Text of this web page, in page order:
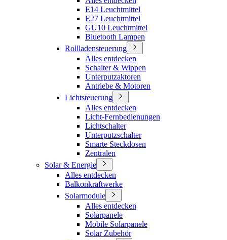
E14 Leuchtmittel
E27 Leuchtmittel
GU10 Leuchtmittel
Bluetooth Lampen
Rollladensteuerung
Alles entdecken
Schalter & Wippen
Unterputzaktoren
Antriebe & Motoren
Lichtsteuerung
Alles entdecken
Licht-Fernbedienungen
Lichtschalter
Unterputzschalter
Smarte Steckdosen
Zentralen
Solar & Energie
Alles entdecken
Balkonkraftwerke
Solarmodule
Alles entdecken
Solarpanele
Mobile Solarpanele
Solar Zubehör